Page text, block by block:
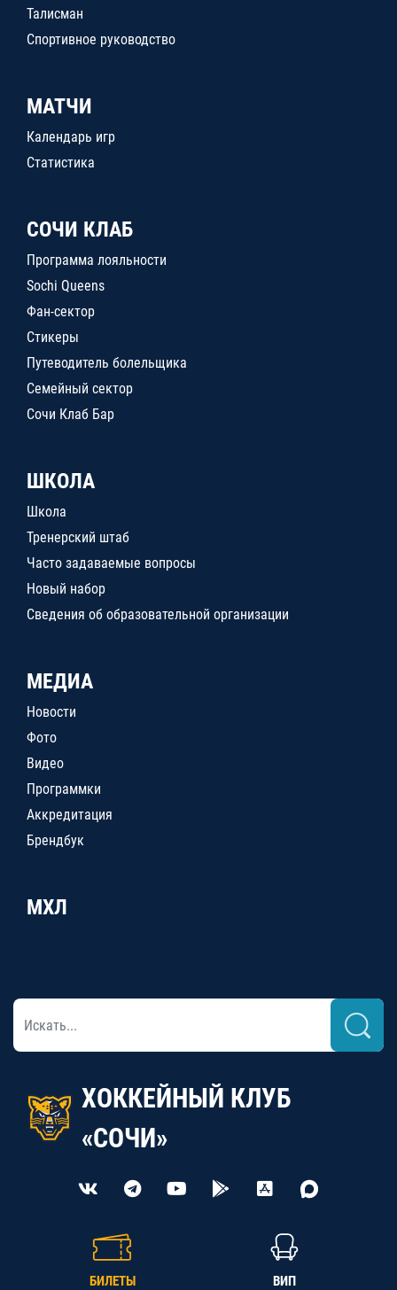
Талисман
Спортивное руководство
МАТЧИ
Календарь игр
Статистика
СОЧИ КЛАБ
Программа лояльности
Sochi Queens
Фан-сектор
Стикеры
Путеводитель болельщика
Семейный сектор
Сочи Клаб Бар
ШКОЛА
Школа
Тренерский штаб
Часто задаваемые вопросы
Новый набор
Сведения об образовательной организации
МЕДИА
Новости
Фото
Видео
Программки
Аккредитация
Брендбук
МХЛ
ХОККЕЙНЫЙ КЛУБ
«СОЧИ»
БИЛЕТЫ ВИП